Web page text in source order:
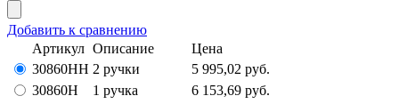
Добавить к сравнению
Артикул Описание
Цена
30860HH 2 ручки
5 995,02 руб.
30860H
1 ручка
6 153,69 руб.